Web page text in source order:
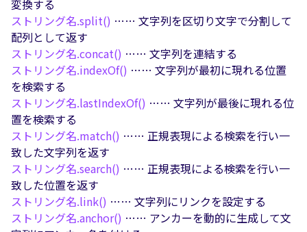
変換する
ストリング名.split() …… 文字列を区切り文字で分割して
配列として返す
ストリング名.concat() …… 文字列を連結する
ストリング名.indexOf() …… 文字列が最初に現れる位置
を検索する
ストリング名.lastIndexOf() …… 文字列が最後に現れる位
置を検索する
ストリング名.match() …… 正規表現による検索を行い一
致した文字列を返す
ストリング名.search() …… 正規表現による検索を行い一
致した位置を返す
ストリング名.link() …… 文字列にリンクを設定する
ストリング名.anchor() …… アンカーを動的に生成して文